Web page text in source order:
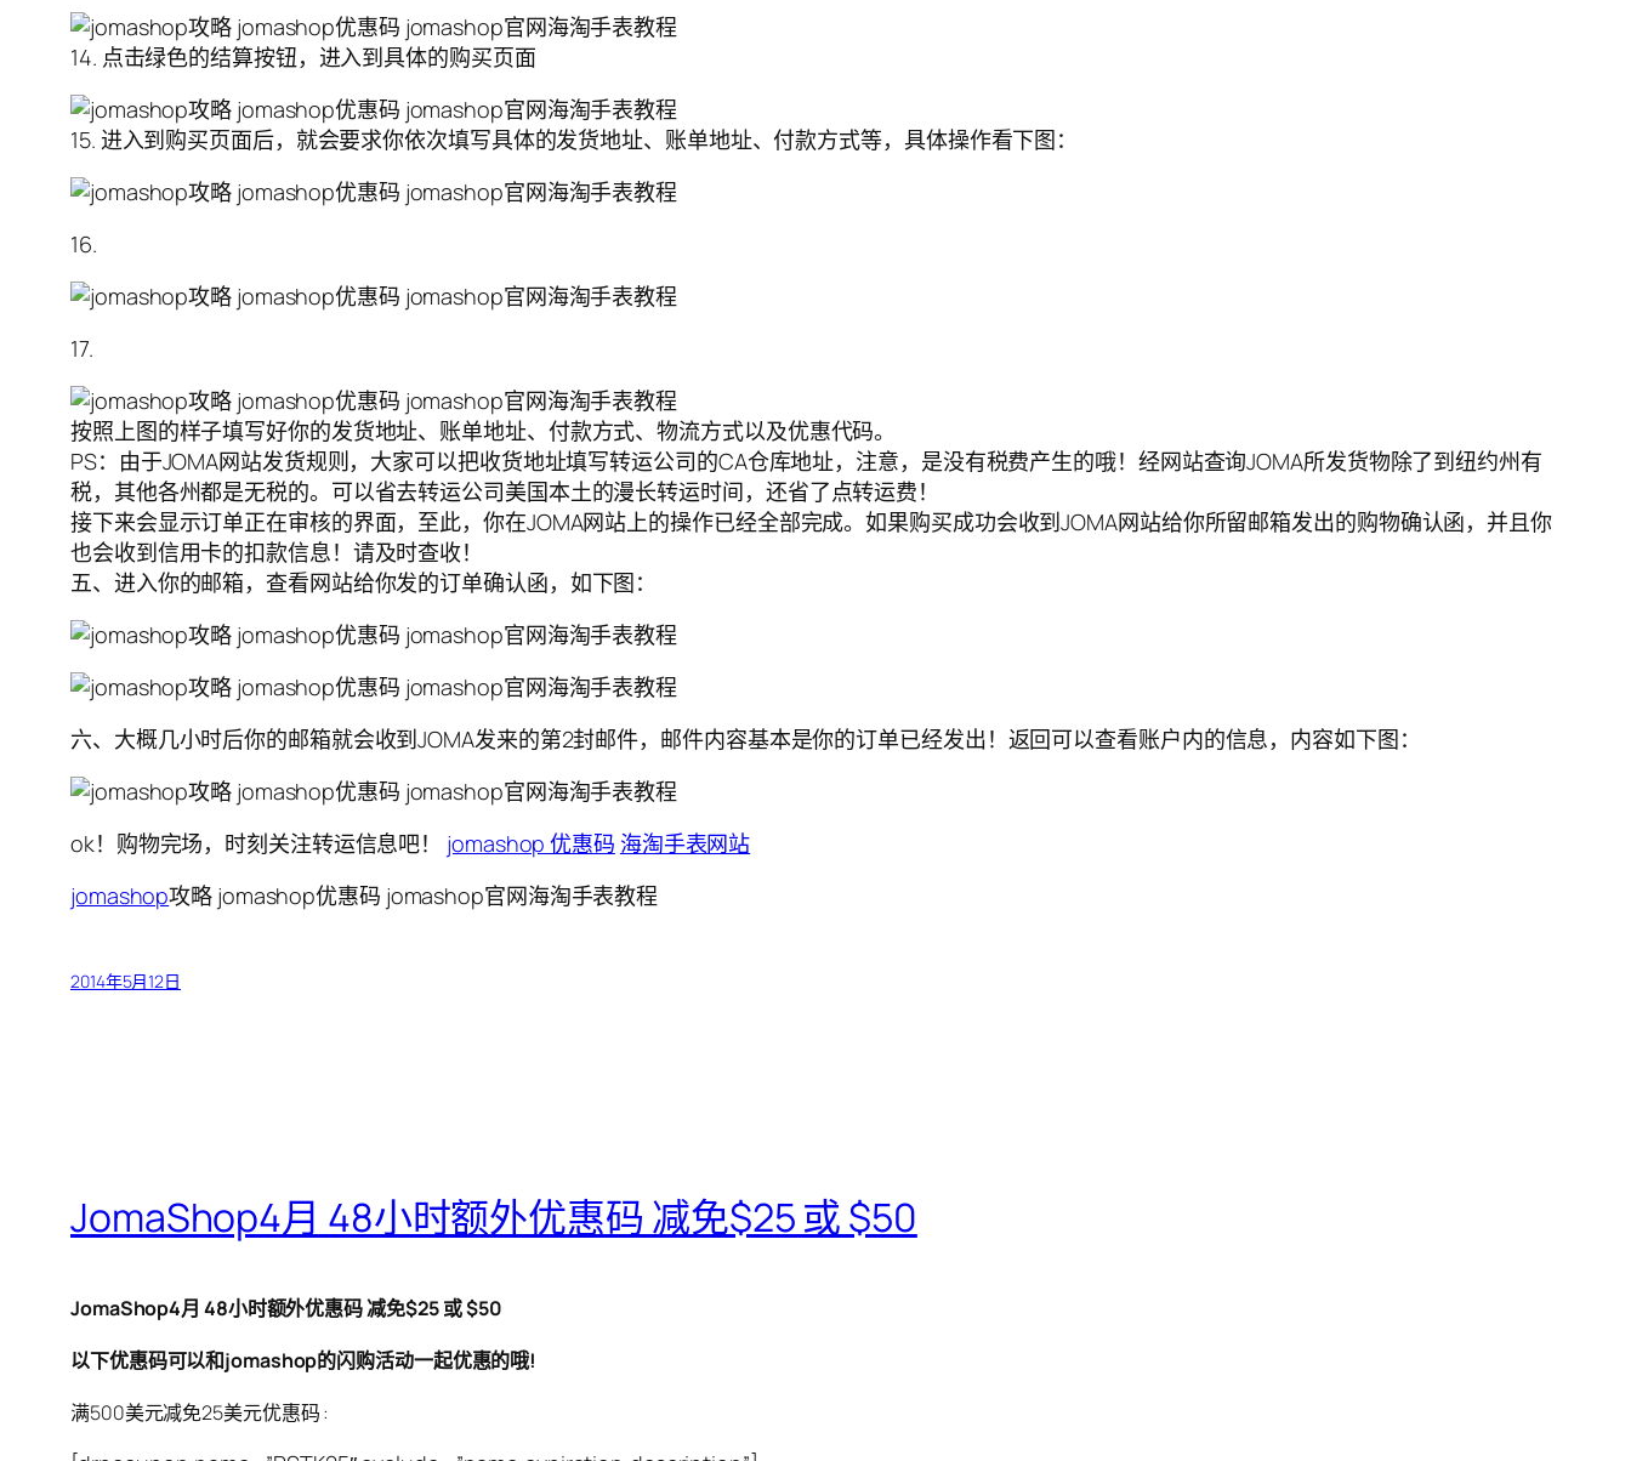
14. 点击绿色的结算按钮，进入到具体的购买页面
15. 进入到购买页面后，就会要求你依次填写具体的发货地址、账单地址、付款方式等，具体操作看下图：
16.
17.
按照上图的样子填写好你的发货地址、账单地址、付款方式、物流方式以及优惠代码。
PS：由于JOMA网站发货规则，大家可以把收货地址填写转运公司的CA仓库地址，注意，是没有税费产生的哦！经网站查询JOMA所发货物除了到纽约州有
税，其他各州都是无税的。可以省去转运公司美国本土的漫长转运时间，还省了点转运费！
接下来会显示订单正在审核的界面，至此，你在JOMA网站上的操作已经全部完成。如果购买成功会收到JOMA网站给你所留邮箱发出的购物确认函，并且你
也会收到信用卡的扣款信息！请及时查收！
五、进入你的邮箱，查看网站给你发的订单确认函，如下图：
六、大概几小时后你的邮箱就会收到JOMA发来的第2封邮件，邮件内容基本是你的订单已经发出！返回可以查看账户内的信息，内容如下图：
ok！购物完场，时刻关注转运信息吧！ jomashop 优惠码 海淘手表网站
jomashop攻略 jomashop优惠码 jomashop官网海淘手表教程
2014年5月12日
JomaShop4月 48小时额外优惠码 减免$25 或 $50
JomaShop4月 48小时额外优惠码 减免$25 或 $50
以下优惠码可以和jomashop的闪购活动一起优惠的哦!
满500美元减免25美元优惠码 :